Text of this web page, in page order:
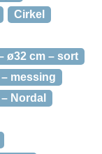
Cirkel
ø32 cm – sort
messing
Nordal